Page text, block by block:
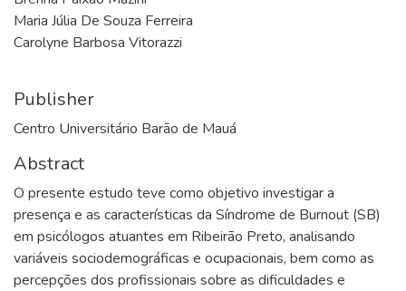
Maria Júlia De Souza Ferreira
Carolyne Barbosa Vitorazzi
Publisher
Centro Universitário Barão de Mauá
Abstract
O presente estudo teve como objetivo investigar a
presença e as características da Síndrome de Burnout (SB)
em psicólogos atuantes em Ribeirão Preto, analisando
variáveis sociodemográficas e ocupacionais, bem como as
percepções dos profissionais sobre as dificuldades e